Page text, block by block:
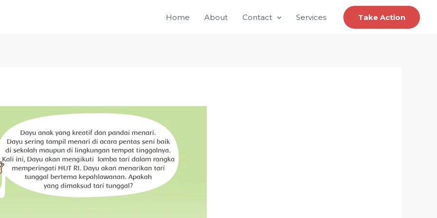
Home About Contact Services Take Action